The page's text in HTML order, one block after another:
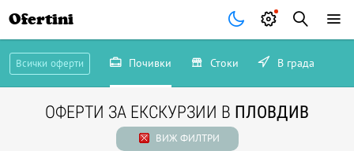
Ofertini
Всички оферти Почивки Стоки В града
ОФЕРТИ ЗА ЕКСКУРЗИИ В ПЛОВДИВ
ВИЖ ФИЛТРИ